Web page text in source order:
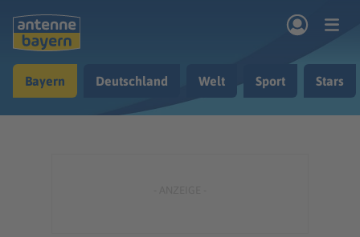
Musik & Radio
Bayern Deutschland Welt Sport Stars